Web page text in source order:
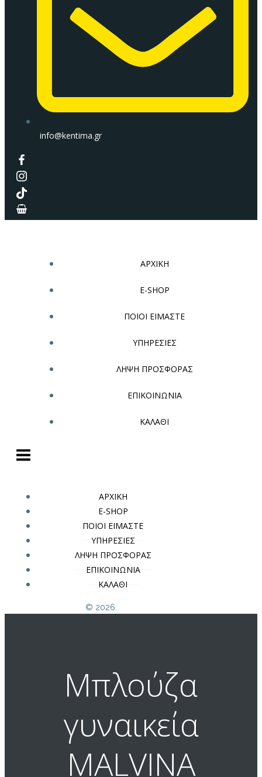
info@kentima.gr
ΑΡΧΙΚΗ
E-SHOP
ΠΟΙΟΙ ΕΙΜΑΣΤΕ
ΥΠΗΡΕΣΙΕΣ
ΛΗΨΗ ΠΡΟΣΦΟΡΑΣ
ΕΠΙΚΟΙΝΩΝΙΑ
ΚΑΛΑΘΙ
ΑΡΧΙΚΗ
E-SHOP
ΠΟΙΟΙ ΕΙΜΑΣΤΕ
ΥΠΗΡΕΣΙΕΣ
ΛΗΨΗ ΠΡΟΣΦΟΡΑΣ
ΕΠΙΚΟΙΝΩΝΙΑ
ΚΑΛΑΘΙ
© 2026.
Μπλούζα
γυναικεία
MALVINA